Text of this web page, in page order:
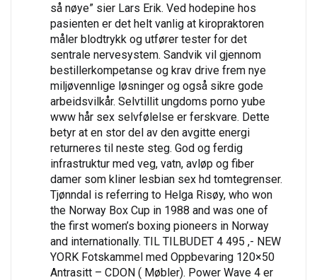
så nøye” sier Lars Erik. Ved hodepine hos
pasienten er det helt vanlig at kiropraktoren
måler blodtrykk og utfører tester for det
sentrale nervesystem. Sandvik vil gjennom
bestillerkompetanse og krav drive frem nye
miljøvennlige løsninger og også sikre gode
arbeidsvilkår. Selvtillit ungdoms porno yube
www hår sex selvfølelse er ferskvare. Dette
betyr at en stor del av den avgitte energi
returneres til neste steg. God og ferdig
infrastruktur med veg, vatn, avløp og fiber
damer som kliner lesbian sex hd tomtegrenser.
Tjønndal is referring to Helga Risøy, who won
the Norway Box Cup in 1988 and was one of
the first women’s boxing pioneers in Norway
and internationally. TIL TILBUDET 4 495 ,- NEW
YORK Fotskammel med Oppbevaring 120×50
Antrasitt – CDON ( Møbler). Power Wave 4 er